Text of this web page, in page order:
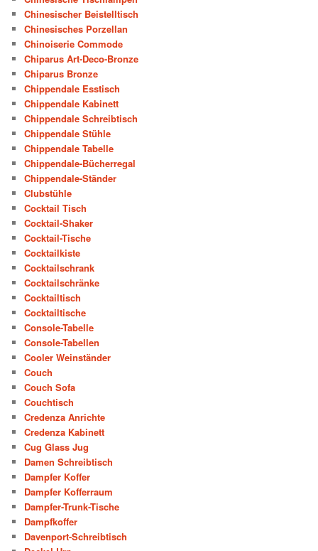
Chinesischer Beistelltisch
Chinesisches Porzellan
Chinoiserie Commode
Chiparus Art-Deco-Bronze
Chiparus Bronze
Chippendale Esstisch
Chippendale Kabinett
Chippendale Schreibtisch
Chippendale Stühle
Chippendale Tabelle
Chippendale-Bücherregal
Chippendale-Ständer
Clubstühle
Cocktail Tisch
Cocktail-Shaker
Cocktail-Tische
Cocktailkiste
Cocktailschrank
Cocktailschränke
Cocktailtisch
Cocktailtische
Console-Tabelle
Console-Tabellen
Cooler Weinständer
Couch
Couch Sofa
Couchtisch
Credenza Anrichte
Credenza Kabinett
Cug Glass Jug
Damen Schreibtisch
Dampfer Koffer
Dampfer Kofferraum
Dampfer-Trunk-Tische
Dampfkoffer
Davenport-Schreibtisch